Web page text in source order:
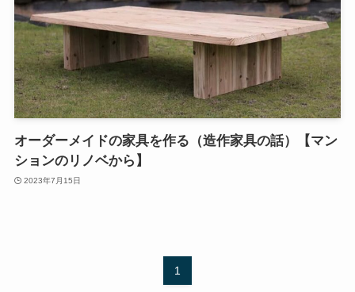
オーダーメイドの家具を作る（造作家具の話）【マン
ションのリノベから】
2023年7月15日
1